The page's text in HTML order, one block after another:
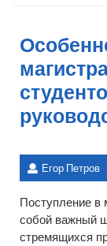
Егор Петров
Поступление в
собой важный
стремящихся